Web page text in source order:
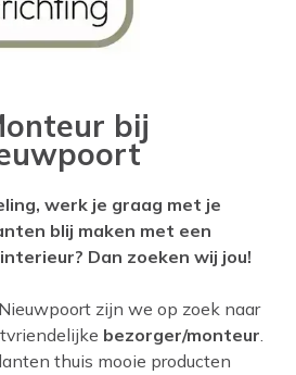
bij
werk je graag met je
blij maken met een
Dan zoeken wij jou!
zijn we op zoek naar
bezorger/monteur.
thuis mooie producten